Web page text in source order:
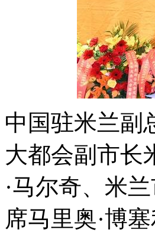
中国驻米兰副
大都会副市长
·马尔奇、米
席马里奥·博